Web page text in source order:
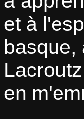
et à
basque,
en